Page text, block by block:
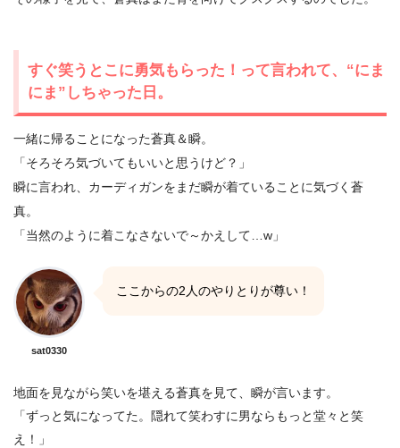
すぐ笑うとこに勇気もらった！って言われて、“にま
にま”しちゃった日。
一緒に帰ることになった蒼真＆瞬。
「そろそろ気づいてもいいと思うけど？」
瞬に言われ、カーディガンをまだ瞬が着ていることに気づく蒼
真。
「当然のように着こなさないで～かえして…w」
sat0330
ここからの2人のやりとりが尊い！
地面を見ながら笑いを堪える蒼真を見て、瞬が言います。
「ずっと気になってた。隠れて笑わすに男ならもっと堂々と笑
え！」